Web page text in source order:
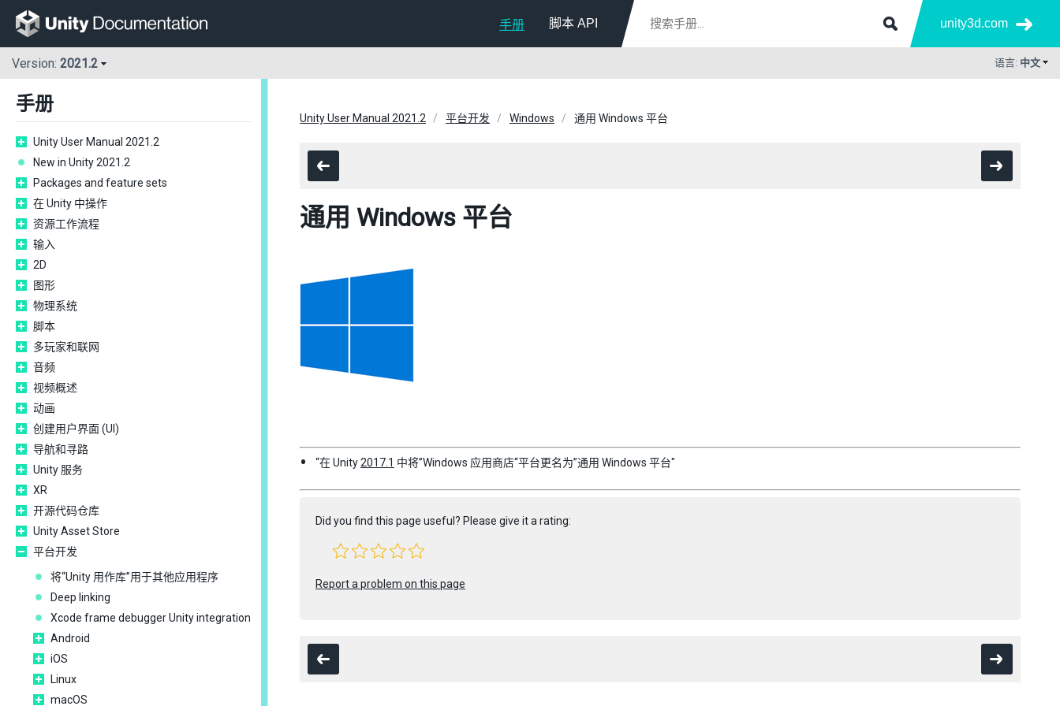
手册 脚本 API unity3d.com
Version: 2021.2 语言: 中文
手册
Unity User Manual 2021.2
New in Unity 2021.2
Packages and feature sets
在 Unity 中操作
资源工作流程
输入
2D
图形
物理系统
脚本
多玩家和联网
音频
视频概述
动画
创建用户界面 (UI)
导航和寻路
Unity 服务
XR
开源代码仓库
Unity Asset Store
平台开发
将“Unity 用作库”用于其他应用程序
Deep linking
Xcode frame debugger Unity integration
Android
iOS
Linux
macOS
Unity User Manual 2021.2 平台开发 Windows 通用 Windows 平台
通用 Windows 平台
“在 Unity2017.1 中将”Windows 应用商店“平台更名为”通用 Windows 平台"
Did you find this page useful? Please give it a rating:
Report a problem on this page